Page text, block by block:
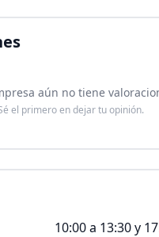
aún no tiene
el primero en dejar tu opinión.
10:00 a 13:30 y